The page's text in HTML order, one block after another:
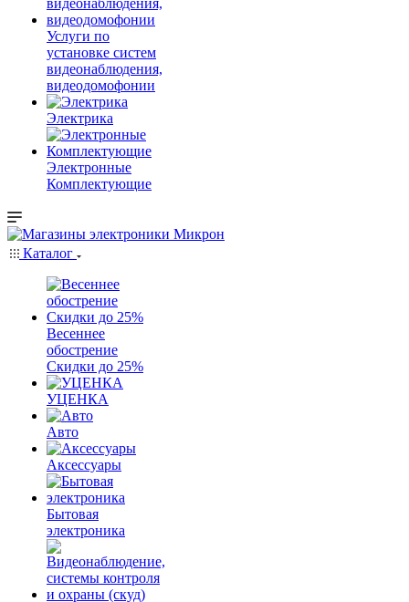
Услуги по
установке систем
видеонаблюдения,
видеодомофонии
Электрика
Электронные
Комплектующие
Каталог
Весеннее
обострение
Скидки до 25%
УЦЕНКА
Авто
Аксессуары
Бытовая
электроника